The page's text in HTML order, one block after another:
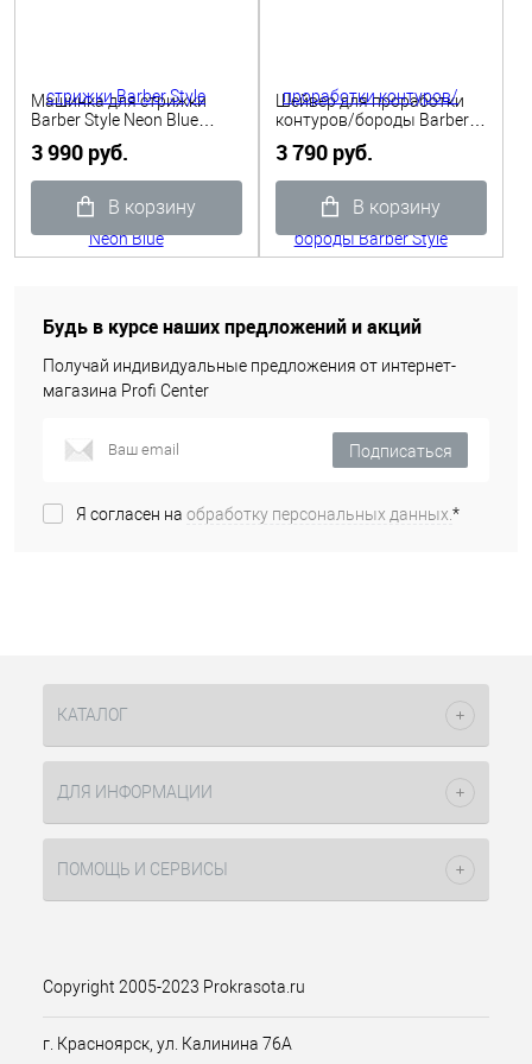
Машинка для стрижки
Barber Style Neon Blue
0,8-2,0 мм Dewal
3 990 руб.
В корзину
Шейвер для проработки
контуров/бороды Barber
аккумуляторный Dewal
3 790 руб.
В корзину
Будь в курсе наших предложений и акций
Получай индивидуальные предложения от интернет-
магазина Profi Center
Подписаться
Я согласен на обработку персональных данных.*
КАТАЛОГ
ДЛЯ ИНФОРМАЦИИ
ПОМОЩЬ И СЕРВИСЫ
Copyright 2005-2023 Prokrasota.ru
г. Красноярск, ул. Калинина 76А